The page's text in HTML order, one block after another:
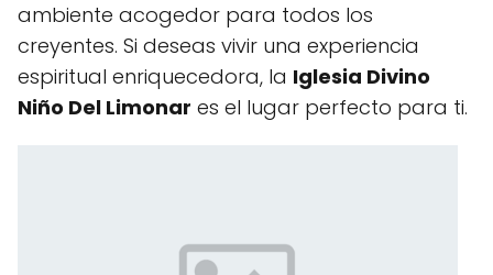
ambiente acogedor para todos los
creyentes. Si deseas vivir una experiencia
espiritual enriquecedora, la Iglesia Divino
Niño Del Limonar es el lugar perfecto para ti.